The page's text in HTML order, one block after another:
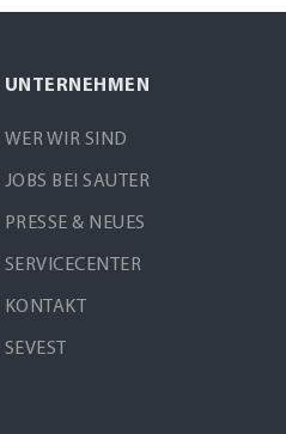
UNTERNEHMEN
WER WIR SIND
JOBS BEI SAUTER
PRESSE & NEUES
SERVICECENTER
KONTAKT
SEVEST